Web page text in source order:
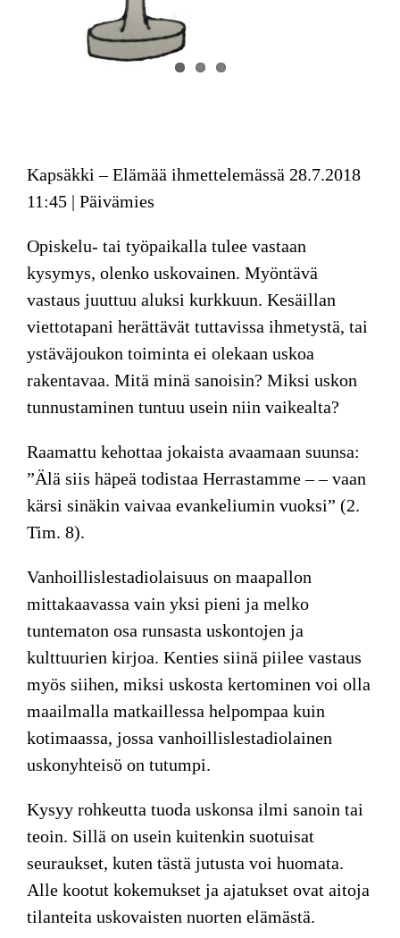
Kapsäkki – Elämää ihmettelemässä 28.7.2018
11:45 | Päivämies
Opiskelu- tai työpaikalla tulee vastaan
kysymys, olenko uskovainen. Myöntävä
vastaus juuttuu aluksi kurkkuun. Kesäillan
viettotapani herättävät tuttavissa ihmetystä, tai
ystäväjoukon toiminta ei olekaan uskoa
rakentavaa. Mitä minä sanoisin? Miksi uskon
tunnustaminen tuntuu usein niin vaikealta?
Raamattu kehottaa jokaista avaamaan suunsa:
”Älä siis häpeä todistaa Herrastamme – – vaan
kärsi sinäkin vaivaa evankeliumin vuoksi” (2.
Tim. 8).
Vanhoillislestadiolaisuus on maapallon
mittakaavassa vain yksi pieni ja melko
tuntematon osa runsasta uskontojen ja
kulttuurien kirjoa. Kenties siinä piilee vastaus
myös siihen, miksi uskosta kertominen voi olla
maailmalla matkaillessa helpompaa kuin
kotimaassa, jossa vanhoillislestadiolainen
uskonyhteisö on tutumpi.
Kysyy rohkeutta tuoda uskonsa ilmi sanoin tai
teoin. Sillä on usein kuitenkin suotuisat
seuraukset, kuten tästä jutusta voi huomata.
Alle kootut kokemukset ja ajatukset ovat aitoja
tilanteita uskovaisten nuorten elämästä.